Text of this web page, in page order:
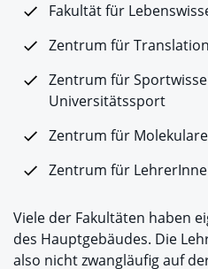
Fakultät für
Zentrum für
Zentrum für
Universitätssport
Zentrum für
Zentrum für
Viele der Fakultäten haben
des Hauptgebäudes. Die
also nicht zwangläufig auf